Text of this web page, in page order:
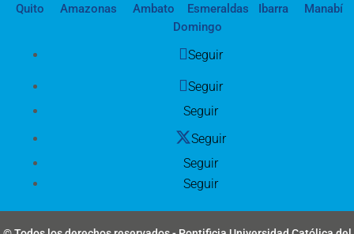
Quito Amazonas Ambato Esmeraldas Ibarra
Manabí
Domingo
Seguir
Seguir
Seguir
Seguir
Seguir
Seguir